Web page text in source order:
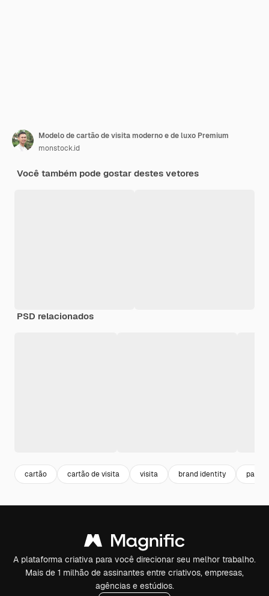
Modelo de cartão de visita moderno e de luxo Premium
monstock.id
Você também pode gostar destes vetores
PSD relacionados
cartão cartão de visita visita brand identity
A plataforma criativa para você direcionar seu melhor trabalho.
Mais de 1 milhão de assinantes entre criativos, empresas,
agências e estúdios.